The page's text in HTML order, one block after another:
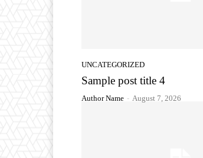
UNCATEGORIZED
Sample post title 4
Author Name - August 7, 2026